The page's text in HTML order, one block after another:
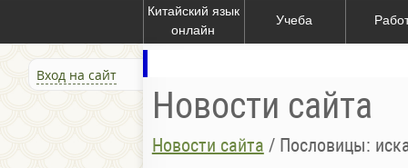
Китайский язык
онлайн
Учеба
Вход на сайт
Новости сайта
Новости сайта / Пословицы: